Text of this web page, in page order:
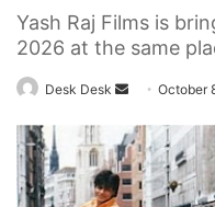
Yash Raj Films is
2026 at the same
Desk Desk
Send
email
October